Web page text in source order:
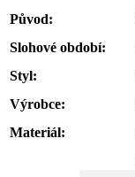
Původ:
Slohové období:
Styl:
Výrobce:
Materiál: